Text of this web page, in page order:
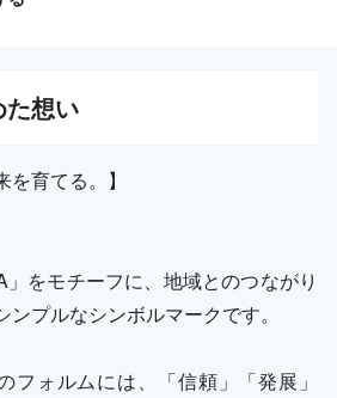
想い
を育てる。】
をモチーフに、地域とのつながり
プルなシンボルマークです。
フォルムには、「信頼」「発展」